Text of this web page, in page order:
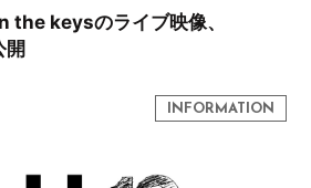
the keysのライブ映像、
開